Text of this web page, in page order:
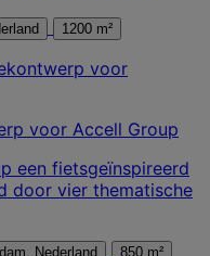
Nederland 1200 m²
voor Accell Group
een fietsgeïnspireerd
door vier thematische
Amsterdam, Nederland 850 m²